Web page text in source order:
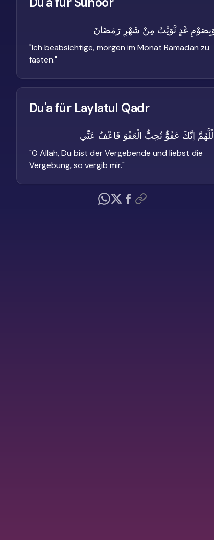
غَدٍ نَّوَيْتُ مِنْ شَهْرِ رَمَضَانَ
"Ich beabsichtige, morgen im Monat Ramadan zu
fasten."
Du'a für Laylatul Qadr
اِنَّكَ عَفُوٌّ تُحِبُّ الْعَفْوَ فَاعْفُ عَنِّي
"O Allah, Du bist der Vergebende und liebst die
Vergebung, so vergib mir."